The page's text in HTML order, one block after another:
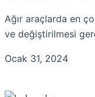
Ağır araçlarda en
ve değiştirilmesi
Ocak 31, 2024